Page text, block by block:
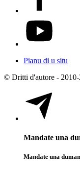
Pianu di u situ
© Dritti d'autore -
Mandate una
Mandate una